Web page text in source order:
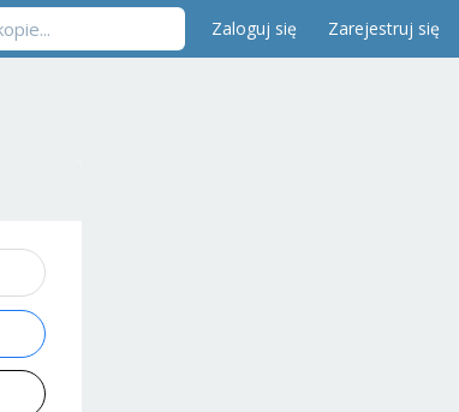
Zaloguj się Zarejestruj się